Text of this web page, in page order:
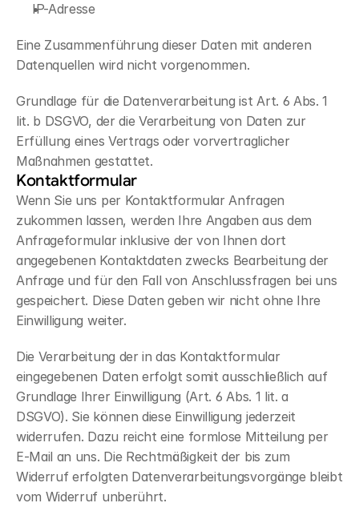
IP-Adresse
Eine Zusammenführung dieser Daten mit anderen
Datenquellen wird nicht vorgenommen.
Grundlage für die Datenverarbeitung ist Art. 6 Abs. 1
lit. b DSGVO, der die Verarbeitung von Daten zur
Erfüllung eines Vertrags oder vorvertraglicher
Maßnahmen gestattet.
Kontaktformular
Wenn Sie uns per Kontaktformular Anfragen
zukommen lassen, werden Ihre Angaben aus dem
Anfrageformular inklusive der von Ihnen dort
angegebenen Kontaktdaten zwecks Bearbeitung der
Anfrage und für den Fall von Anschlussfragen bei uns
gespeichert. Diese Daten geben wir nicht ohne Ihre
Einwilligung weiter.
Die Verarbeitung der in das Kontaktformular
eingegebenen Daten erfolgt somit ausschließlich auf
Grundlage Ihrer Einwilligung (Art. 6 Abs. 1 lit. a
DSGVO). Sie können diese Einwilligung jederzeit
widerrufen. Dazu reicht eine formlose Mitteilung per
E-Mail an uns. Die Rechtmäßigkeit der bis zum
Widerruf erfolgten Datenverarbeitungsvorgänge bleibt
vom Widerruf unberührt.